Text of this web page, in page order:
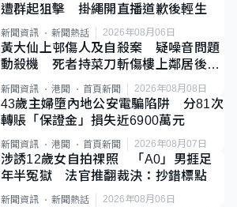
遭群起狙擊 掛繩開直播道歉後輕生
新聞資訊 新聞熱話 2026年08月06日
黃大仙上邨傷人及自殺案 疑噪音問題
動殺機 死者持菜刀斬傷樓上鄰居後墮
新聞資訊 港聞 首頁新聞 2026年08月08日
43歲主婦墮內地公安電騙陷阱 分81次
轉賬「保證金」損失近6900萬元
新聞資訊 港聞 首頁新聞 2026年08月07日
涉誘12歲女自拍祼照 「A0」男捱足
年半冤獄 法官推翻裁決：抄錯標點
新聞資訊 新聞熱話 2026年08月06日